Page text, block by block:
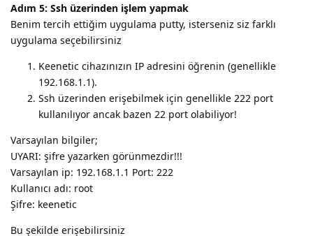
Adım 5: Ssh üzerinden işlem yapmak
Benim tercih ettiğim uygulama putty, isterseniz siz farklı
uygulama seçebilirsiniz
Keenetic cihazınızın IP adresini öğrenin (genellikle
192.168.1.1).
Ssh üzerinden erişebilmek için genellikle 222 port
kullanılıyor ancak bazen 22 port olabiliyor!
Varsayılan bilgiler;
UYARI: şifre yazarken görünmezdir!!!
Varsayılan ip: 192.168.1.1 Port: 222
Kullanıcı adı: root
Şifre: keenetic
Bu şekilde erişebilirsiniz